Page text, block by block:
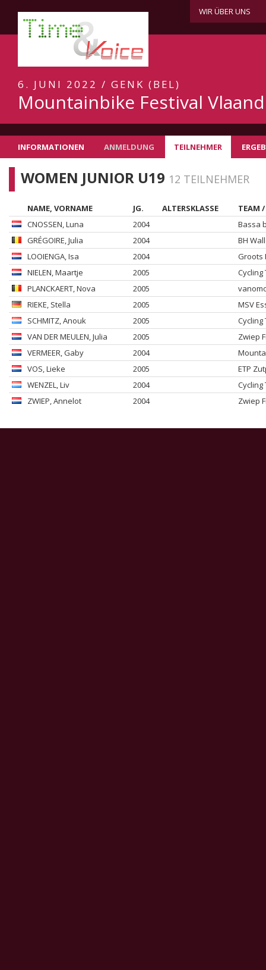
WIR ÜBER UNS
6. JUNI 2022 / GENK (BEL)
Mountainbike Festival
INFORMATIONEN ANMELDUNG TEILNEHMER
WOMEN JUNIOR U19 12 TEILNEHMER
NAME, VORNAME JG. ALTERSKLASSE
TEAM /
CNOSSEN, Luna 2004
Bassa
GRÉGOIRE, Julia 2004
BH
LOOIENGA, Isa 2004
Groots
NIELEN, Maartje 2005
Cycling
PLANCKAERT, Nova 2005
RIEKE, Stella 2005
MSV
SCHMITZ, Anouk 2005
VAN DER MEULEN, Julia 2005
Zwiep
VERMEER, Gaby 2004
VOS, Lieke 2005
ETP
WENZEL, Liv 2004
ZWIEP, Annelot 2004 Zwiep